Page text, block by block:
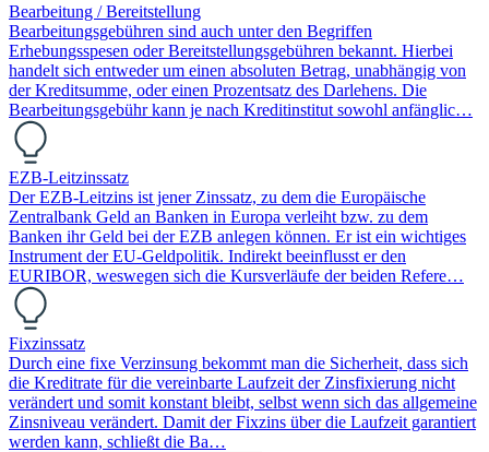
Bearbeitung / Bereitstellung
Bearbeitungsgebühren sind auch unter den Begriffen
Erhebungsspesen oder Bereitstellungsgebühren bekannt. Hierbei
handelt sich entweder um einen absoluten Betrag, unabhängig von
der Kreditsumme, oder einen Prozentsatz des Darlehens. Die
Bearbeitungsgebühr kann je nach Kreditinstitut sowohl anfänglic…
EZB-Leitzinssatz
Der EZB-Leitzins ist jener Zinssatz, zu dem die Europäische
Zentralbank Geld an Banken in Europa verleiht bzw. zu dem
Banken ihr Geld bei der EZB anlegen können. Er ist ein wichtiges
Instrument der EU-Geldpolitik. Indirekt beeinflusst er den
EURIBOR, weswegen sich die Kursverläufe der beiden Refere…
Fixzinssatz
Durch eine fixe Verzinsung bekommt man die Sicherheit, dass sich
die Kreditrate für die vereinbarte Laufzeit der Zinsfixierung nicht
verändert und somit konstant bleibt, selbst wenn sich das allgemeine
Zinsniveau verändert. Damit der Fixzins über die Laufzeit garantiert
werden kann, schließt die Ba…